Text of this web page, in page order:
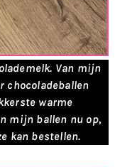
Van mijn
chocoladeballen
warme
mijn ballen nu op,
kan bestellen.